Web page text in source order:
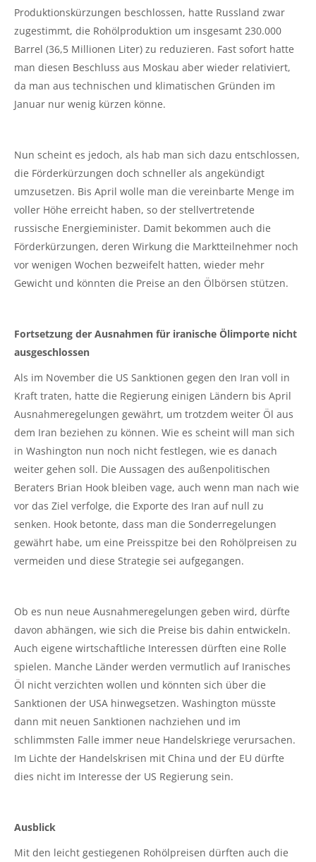
Produktionskürzungen beschlossen, hatte Russland zwar
zugestimmt, die Rohölproduktion um insgesamt 230.000
Barrel (36,5 Millionen Liter) zu reduzieren. Fast sofort hatte
man diesen Beschluss aus Moskau aber wieder relativiert,
da man aus technischen und klimatischen Gründen im
Januar nur wenig kürzen könne.
Nun scheint es jedoch, als hab man sich dazu entschlossen,
die Förderkürzungen doch schneller als angekündigt
umzusetzen. Bis April wolle man die vereinbarte Menge im
voller Höhe erreicht haben, so der stellvertretende
russische Energieminister. Damit bekommen auch die
Förderkürzungen, deren Wirkung die Marktteilnehmer noch
vor wenigen Wochen bezweifelt hatten, wieder mehr
Gewicht und könnten die Preise an den Ölbörsen stützen.
Fortsetzung der Ausnahmen für iranische Ölimporte nicht
ausgeschlossen
Als im November die US Sanktionen gegen den Iran voll in
Kraft traten, hatte die Regierung einigen Ländern bis April
Ausnahmeregelungen gewährt, um trotzdem weiter Öl aus
dem Iran beziehen zu können. Wie es scheint will man sich
in Washington nun noch nicht festlegen, wie es danach
weiter gehen soll. Die Aussagen des außenpolitischen
Beraters Brian Hook bleiben vage, auch wenn man nach wie
vor das Ziel verfolge, die Exporte des Iran auf null zu
senken. Hook betonte, dass man die Sonderregelungen
gewährt habe, um eine Preisspitze bei den Rohölpreisen zu
vermeiden und diese Strategie sei aufgegangen.
Ob es nun neue Ausnahmeregelungen geben wird, dürfte
davon abhängen, wie sich die Preise bis dahin entwickeln.
Auch eigene wirtschaftliche Interessen dürften eine Rolle
spielen. Manche Länder werden vermutlich auf Iranisches
Öl nicht verzichten wollen und könnten sich über die
Sanktionen der USA hinwegsetzen. Washington müsste
dann mit neuen Sanktionen nachziehen und im
schlimmsten Falle immer neue Handelskriege verursachen.
Im Lichte der Handelskrisen mit China und der EU dürfte
dies nicht im Interesse der US Regierung sein.
Ausblick
Mit den leicht gestiegenen Rohölpreisen dürften auch die